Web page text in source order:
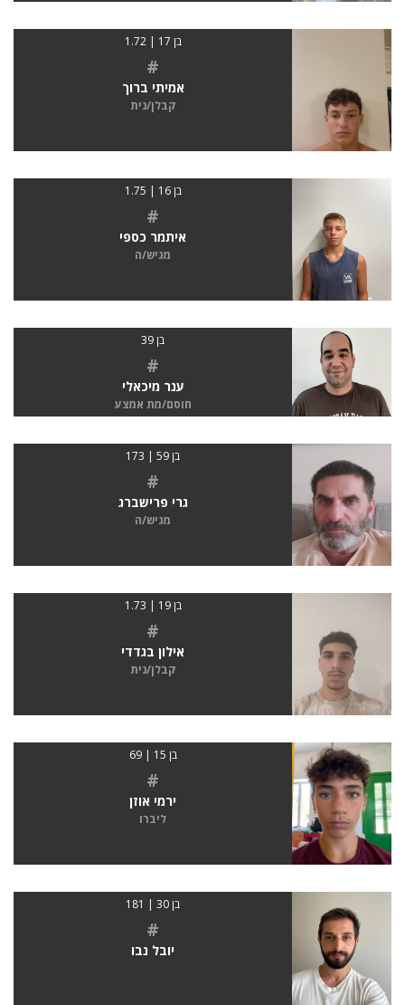
בן 17 | 1.72
#
אמיתי ברוך
קבלן/נית
בן 16 | 1.75
#
איתמר כספי
מגיש/ה
בן 39
#
ענר מיכאלי
חוסם/מת אמצע
בן 59 | 173
#
גרי פרישברג
מגיש/ה
בן 19 | 1.73
#
אילון בגדדי
קבלן/נית
בן 15 | 69
#
ירמי אוזן
ליברו
בן 30 | 181
#
יובל נבו